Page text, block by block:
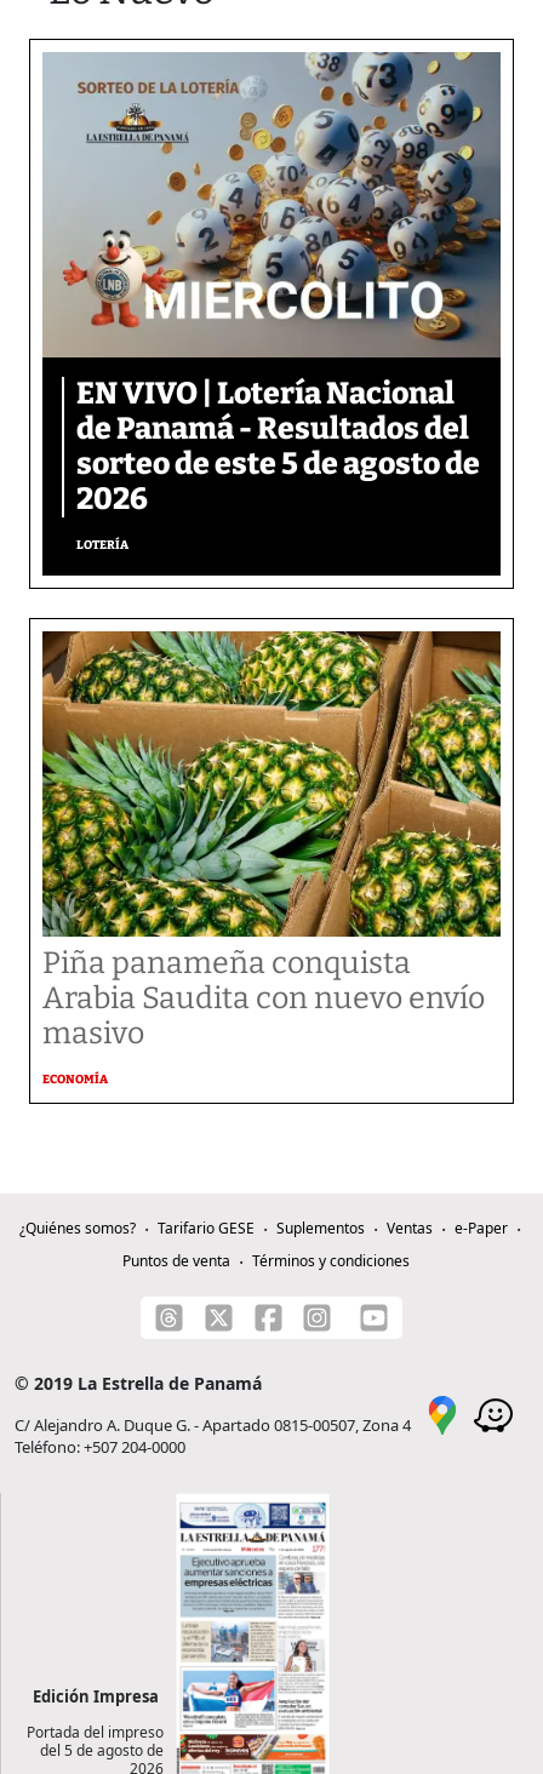
EN VIVO | Lotería Nacional
de Panamá - Resultados del
sorteo de este 5 de agosto de
2026
LOTERÍA
Piña panameña conquista
Arabia Saudita con nuevo envío
masivo
ECONOMÍA
¿Quiénes somos? Tarifario GESE Suplementos Ventas
e-Paper
Puntos de venta
Términos y condiciones
© 2019 La Estrella de Panamá
C/ Alejandro A. Duque G. - Apartado 0815-00507, Zona 4
Teléfono: +507 204-0000
Edición Impresa
Portada del impreso
del 5 de agosto de
2026